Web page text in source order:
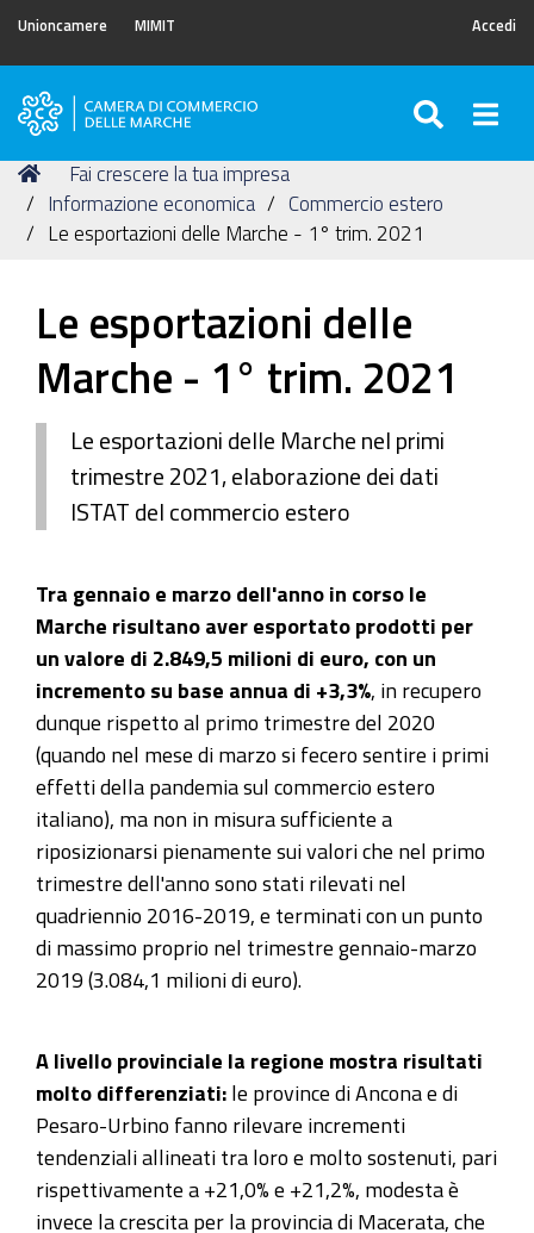
Unioncamere MIMIT Accedi
Camera
Commercio
delle
Marche
Tu
sei
qui:
Home
Fai crescere la tua impresa
Informazione economica
Commercio estero
Le esportazioni delle Marche - 1° trim. 2021
Le esportazioni delle
Marche - 1° trim. 2021
Le esportazioni delle Marche nel primi
trimestre 2021, elaborazione dei dati
ISTAT del commercio estero
Tra gennaio e marzo dell'anno in corso le
Marche risultano aver esportato prodotti per
un valore di 2.849,5 milioni di euro, con un
incremento su base annua di +3,3% , in recupero
dunque rispetto al primo trimestre del 2020
(quando nel mese di marzo si fecero sentire i primi
effetti della pandemia sul commercio estero
italiano), ma non in misura sufficiente a
riposizionarsi pienamente sui valori che nel primo
trimestre dell'anno sono stati rilevati nel
quadriennio 2016-2019, e terminati con un punto
di massimo proprio nel trimestre gennaio-marzo
2019 (3.084,1 milioni di euro).
A livello provinciale la regione mostra risultati
molto differenziati: le province di Ancona e di
Pesaro-Urbino fanno rilevare incrementi
tendenziali allineati tra loro e molto sostenuti, pari
rispettivamente a +21,0% e +21,2%, modesta è
invece la crescita per la provincia di Macerata, che